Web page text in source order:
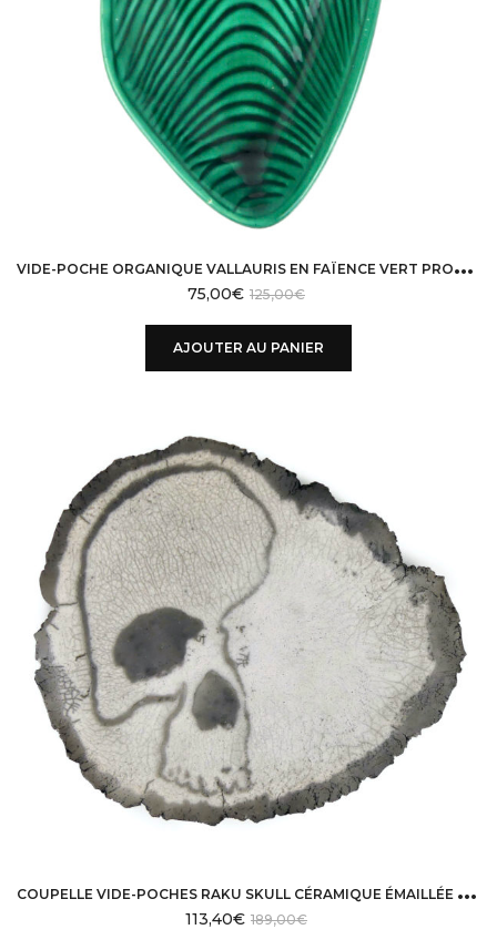
V
IDE-POCHE ORGANIQUE VALLAURIS EN FAÏENCE VERT PROFOND DESIGN 50
125,00€
75,00€
AJOUTER AU PANIER
C
OUPELLE VIDE-POCHES RAKU SKULL CÉRAMIQUE ÉMAILLÉE RAKU-YAKI
189,00€
113,40€